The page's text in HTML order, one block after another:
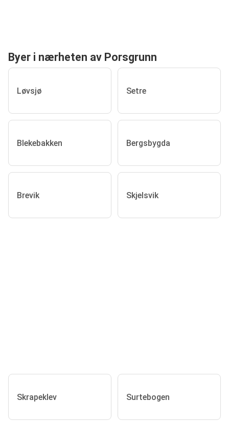
Byer i nærheten av Porsgrunn
Løvsjø Setre
Blekebakken Bergsbygda
Brevik Skjelsvik
Skrapeklev Surtebogen